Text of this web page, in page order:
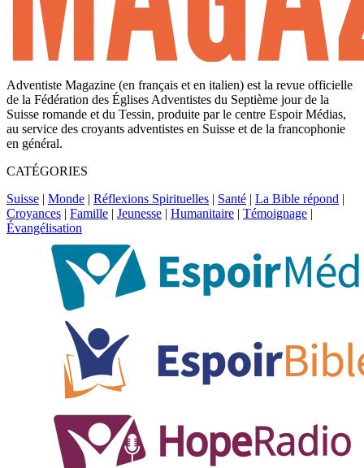
Adventiste Magazine (en français et en italien) est la revue officielle
de la Fédération des Églises Adventistes du Septième jour de la
Suisse romande et du Tessin, produite par le centre Espoir Médias,
au service des croyants adventistes en Suisse et de la francophonie
en général.
CATÉGORIES
Suisse | Monde | Réflexions Spirituelles | Santé | La Bible répond |
Croyances | Famille | Jeunesse | Humanitaire | Témoignage |
Évangélisation